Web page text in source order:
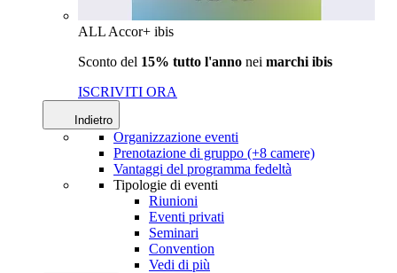
ALL Accor+ ibis
Sconto del 15% tutto l'anno nei marchi ibis
ISCRIVITI ORA
Indietro
Organizzazione eventi
Prenotazione di gruppo (+8 camere)
Vantaggi del programma fedeltà
Tipologie di eventi
Riunioni
Eventi privati
Seminari
Convention
Vedi di più